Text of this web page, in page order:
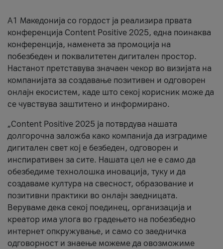
А1 Македонија со гордост ја реализира првата
конференција Content Positive 2025, една поинаква
конференција, наменета за промоција на
побезбеден и поквалитетен дигитален простор.
Настанот претставува значаен чекор во визијата на
компанијата за создавање позитивен и одговорен
онлајн екосистем, каде што секој корисник може да
се чувствува заштитено и информирано.
„Content Positive 2025 ја потврдува нашата
долгорочна заложба како компанија да изградиме
дигитален свет кој е безбеден, одговорен и
инспиративен за сите. Нашата цел не е само да
обезбедиме технолошка иновација, туку и да
создаваме култура на свесност, образование и
позитивни практики во онлајн заедницата.
Веруваме дека секој поединец, организација и
креатор има улога во градењето на побезбедно
интернет опкружување, и само со заедничка
одговорност и знаење можеме да овозможиме